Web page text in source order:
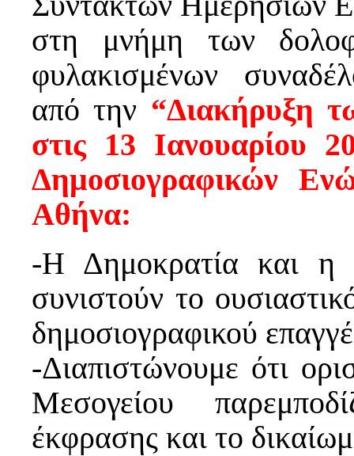
στη μνήμη των
φυλακισμένων
από την “Διακήρυξη
στις 13 Ιανουαρίου
Δημοσιογραφικών
Αθήνα:
-Η Δημοκρατία και η
συνιστούν το
δημοσιογραφικού
-Διαπιστώνουμε ότι
Μεσογείου
έκφρασης και το